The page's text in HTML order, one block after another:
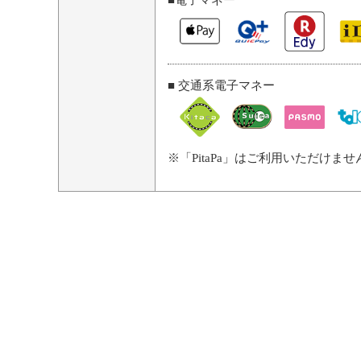
■ 交通系電子マネー
※「PitaPa」はご利用いただけませ